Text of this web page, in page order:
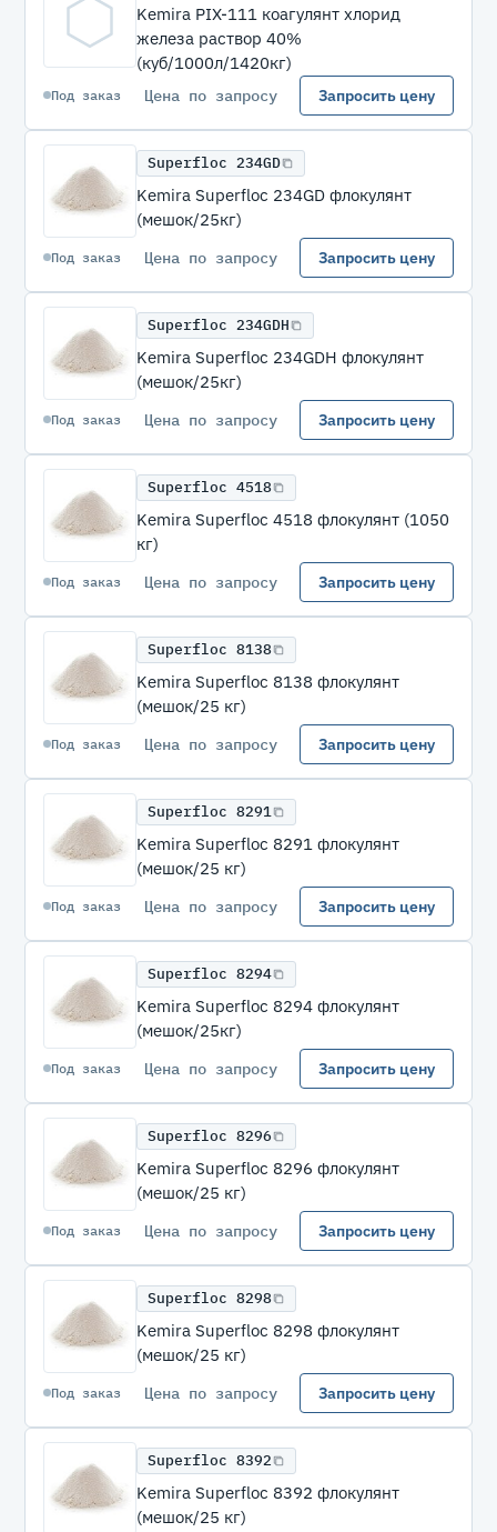
Kemira PIX-111 коагулянт хлорид
железа раствор 40%
(куб/1000л/1420кг)
Под заказ Цена по запросу Запросить цену
Superfloc 234GD
Kemira Superfloc 234GD флокулянт
(мешок/25кг)
Под заказ Цена по запросу Запросить цену
Superfloc 234GDH
Kemira Superfloc 234GDH флокулянт
(мешок/25кг)
Под заказ Цена по запросу Запросить цену
Superfloc 4518
Kemira Superfloc 4518 флокулянт (1050
кг)
Под заказ Цена по запросу Запросить цену
Superfloc 8138
Kemira Superfloc 8138 флокулянт
(мешок/25 кг)
Под заказ Цена по запросу Запросить цену
Superfloc 8291
Kemira Superfloc 8291 флокулянт
(мешок/25 кг)
Под заказ Цена по запросу Запросить цену
Superfloc 8294
Kemira Superfloc 8294 флокулянт
(мешок/25кг)
Под заказ Цена по запросу Запросить цену
Superfloc 8296
Kemira Superfloc 8296 флокулянт
(мешок/25 кг)
Под заказ Цена по запросу Запросить цену
Superfloc 8298
Kemira Superfloc 8298 флокулянт
(мешок/25 кг)
Под заказ Цена по запросу Запросить цену
Superfloc 8392
Kemira Superfloc 8392 флокулянт
(мешок/25 кг)